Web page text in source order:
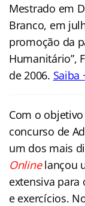
Mestrado em
Branco, em
promoção da
Humanitário”,
de 2006. Saiba
Com o
concurso de
um dos mais
Onlinelançou
extensiva para
e exercícios.